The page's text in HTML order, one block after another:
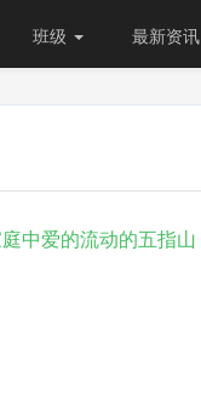
班级 最新资讯
中爱的流动的五指山